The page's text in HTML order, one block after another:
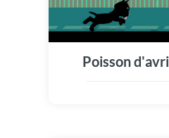
Poisson